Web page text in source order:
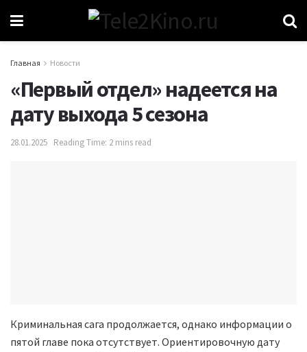
Главная Новости
«Первый отдел» надеется на
дату выхода 5 сезона
28.01.2025 Reading Time: 2 mins read
Криминальная сага продолжается, однако информации о
пятой главе пока отсутствует. Ориентировочную дату